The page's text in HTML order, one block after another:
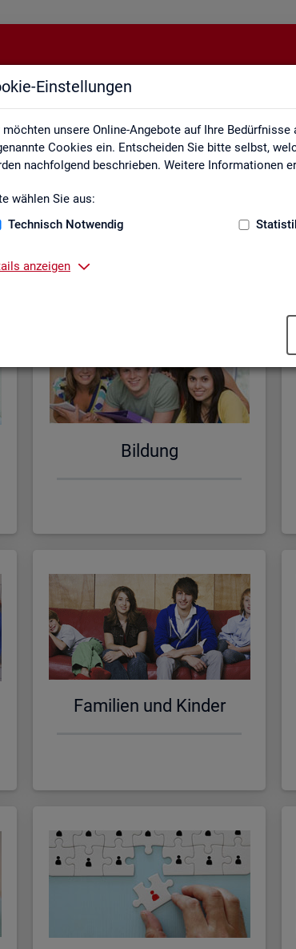
Einstellungen
möchten unsere Online-Angebote auf Ihre
Cookies ein. Entscheiden Sie bitte selbst,
nachfolgend beschrieben. Weitere Informationen
wählen Sie aus:
Technisch Notwendig
anzeigen
Themen
Bil­dung
Fa­mi­li­en und Kin­der